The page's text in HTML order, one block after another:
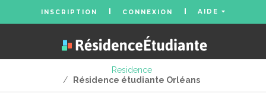
INSCRIPTION CONNEXION AIDE
Residence
/
Résidence étudiante Orléans